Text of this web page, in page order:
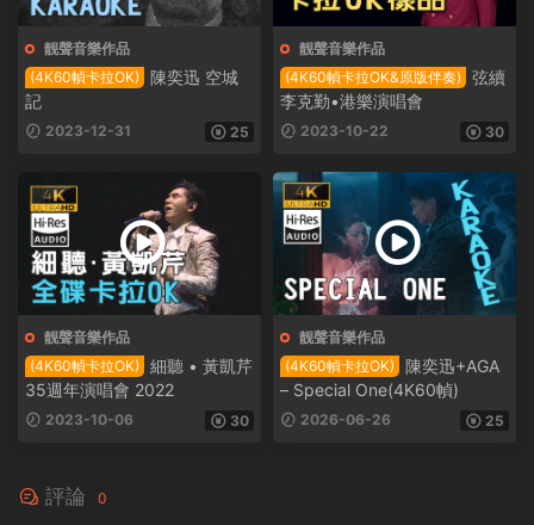
靓聲音樂作品
(4K60幀卡拉OK)
陳奕迅 空城
記
2023-12-31 25
靓聲音樂作品
(4K60幀卡拉OK&原版伴奏)
弦續
李克勤•港樂演唱會
2023-10-22 30
靓聲音樂作品
(4K60幀卡拉OK)
細聽 • 黃凱芹
35週年演唱會 2022
2023-10-06 30
靓聲音樂作品
(4K60幀卡拉OK)
陳奕迅+AGA
– Special One(4K60幀)
2026-06-26 25
評論 0